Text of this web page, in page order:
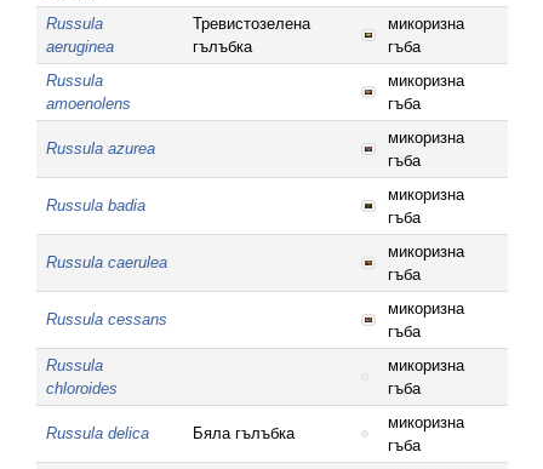
Russula
aeruginea
Тревистозелена
гълъбка
микоризна
гъба
Russula
amoenolens
микоризна
гъба
Russula azurea
микоризна
гъба
Russula badia
микоризна
гъба
Russula caerulea
микоризна
гъба
Russula cessans
микоризна
гъба
Russula
chloroides
микоризна
гъба
Russula delica Бяла гълъбка
микоризна
гъба